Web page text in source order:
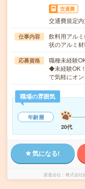
交通費
交通費規定
仕事内容
飲料用アル
状のアルミ
応募資格
職種未経験
◆未経験OK
で気軽にオ
職場の雰囲気
年齢層
20代
気になる!
派遣会社 株式会社